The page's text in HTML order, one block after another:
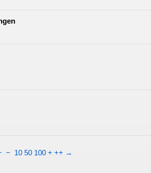
− 10 50 100 + ++ →